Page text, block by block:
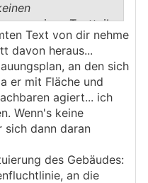
Schritten immer
wo man kundtut,
auch hinweisen,
wäre
auch andeuten,
von der
Tisch gewischt
nur einen Textteil
die offene
Text von dir nehme
davon heraus...
an den sich
er mit Fläche und
agiert... ich
Wenn's keine
dann daran
des Gebäudes:
an die